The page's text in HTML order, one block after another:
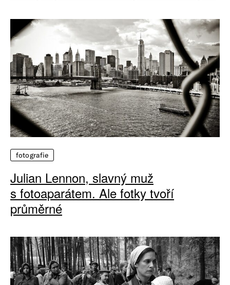
fotografie
Julian Lennon, slavný muž
s fotoaparátem. Ale fotky tvoří
průměrné